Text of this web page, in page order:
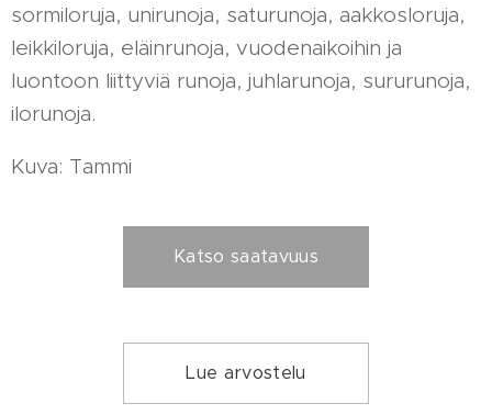
sormiloruja, unirunoja, saturunoja, aakkosloruja,
leikkiloruja, eläinrunoja, vuodenaikoihin ja
luontoon liittyviä runoja, juhlarunoja, sururunoja,
ilorunoja.
Kuva: Tammi
Katso saatavuus
Lue arvostelu